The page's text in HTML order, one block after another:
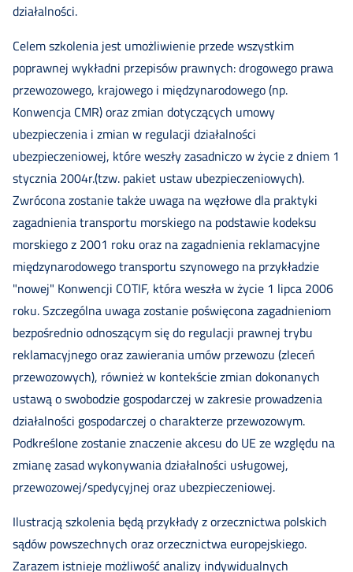
działalności.
Celem szkolenia jest umożliwienie przede wszystkim
poprawnej wykładni przepisów prawnych: drogowego prawa
przewozowego, krajowego i międzynarodowego (np.
Konwencja CMR) oraz zmian dotyczących umowy
ubezpieczenia i zmian w regulacji działalności
ubezpieczeniowej, które weszły zasadniczo w życie z dniem 1
stycznia 2004r.(tzw. pakiet ustaw ubezpieczeniowych).
Zwrócona zostanie także uwaga na węzłowe dla praktyki
zagadnienia transportu morskiego na podstawie kodeksu
morskiego z 2001 roku oraz na zagadnienia reklamacyjne
międzynarodowego transportu szynowego na przykładzie
"nowej" Konwencji COTIF, która weszła w życie 1 lipca 2006
roku. Szczególna uwaga zostanie poświęcona zagadnieniom
bezpośrednio odnoszącym się do regulacji prawnej trybu
reklamacyjnego oraz zawierania umów przewozu (zleceń
przewozowych), również w kontekście zmian dokonanych
ustawą o swobodzie gospodarczej w zakresie prowadzenia
działalności gospodarczej o charakterze przewozowym.
Podkreślone zostanie znaczenie akcesu do UE ze względu na
zmianę zasad wykonywania działalności usługowej,
przewozowej/spedycyjnej oraz ubezpieczeniowej.
Ilustracją szkolenia będą przykłady z orzecznictwa polskich
sądów powszechnych oraz orzecznictwa europejskiego.
Zarazem istnieje możliwość analizy indywidualnych